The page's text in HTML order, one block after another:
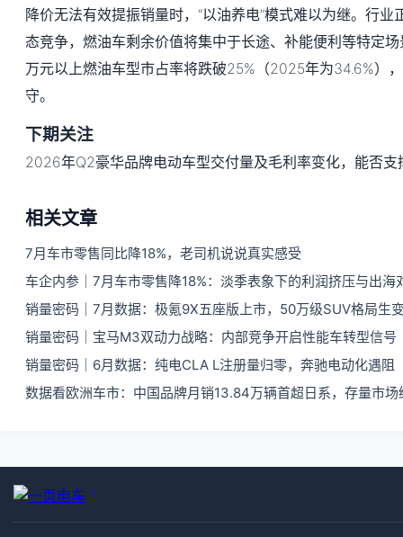
降价无法有效提振销量时，“以油养电”模式难以为继。行
态竞争，燃油车剩余价值将集中于长途、补能便利等特定
万元以上燃油车型市占率将跌破25%（2025年为34.6%）
守。
下期关注
2026年Q2豪华品牌电动车型交付量及毛利率变化，能否支
相关文章
7月车市零售同比降18%，老司机说说真实感受
车企内参｜7月车市零售降18%：淡季表象下的利润挤压与出海
销量密码｜7月数据：极氪9X五座版上市，50万级SUV格局生
销量密码｜宝马M3双动力战略：内部竞争开启性能车转型信号
销量密码｜6月数据：纯电CLA L注册量归零，奔驰电动化遇阻
数据看欧洲车市：中国品牌月销13.84万辆首超日系，存量市场